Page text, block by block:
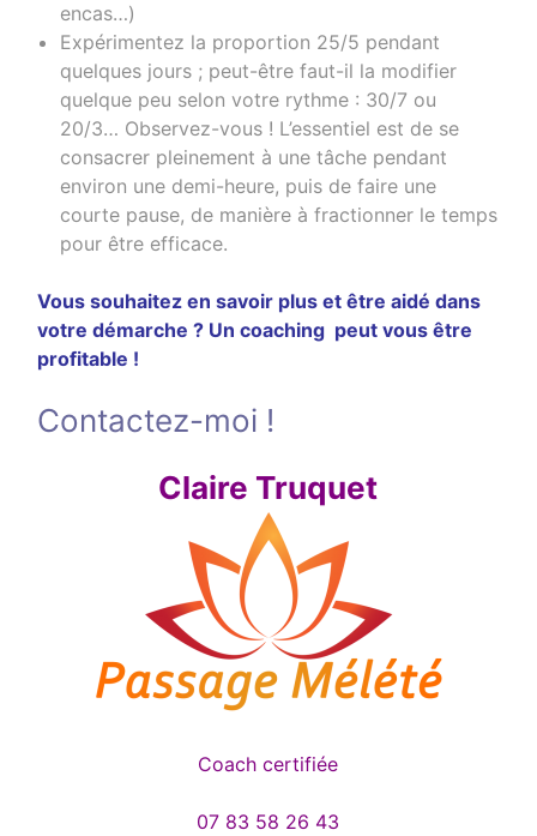
encas…)
Expérimentez la proportion 25/5 pendant
quelques jours ; peut-être faut-il la modifier
quelque peu selon votre rythme : 30/7 ou
20/3… Observez-vous ! L’essentiel est de se
consacrer pleinement à une tâche pendant
environ une demi-heure, puis de faire une
courte pause, de manière à fractionner le temps
pour être efficace.
Vous souhaitez en savoir plus et être aidé dans
votre démarche ? Un coaching peut vous être
profitable !
Contactez-moi !
Claire Truquet
Coach certifiée
07 83 58 26 43